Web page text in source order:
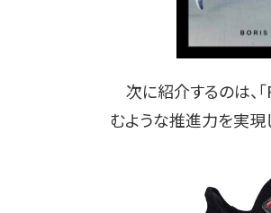
次に紹介するのは、
むような推進力を実現